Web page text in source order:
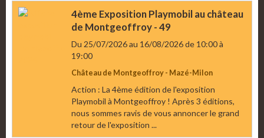
4ème Exposition Playmobil au château
de Montgeoffroy - 49
Du 25/07/2026au 16/08/2026de 10:00à
19:00
Château de Montgeoffroy - Mazé-Milon
Action : La 4ème édition de l'exposition
Playmobil à Montgeoffroy ! Après 3 éditions,
nous sommes ravis de vous annoncer le grand
retour de l'exposition ...